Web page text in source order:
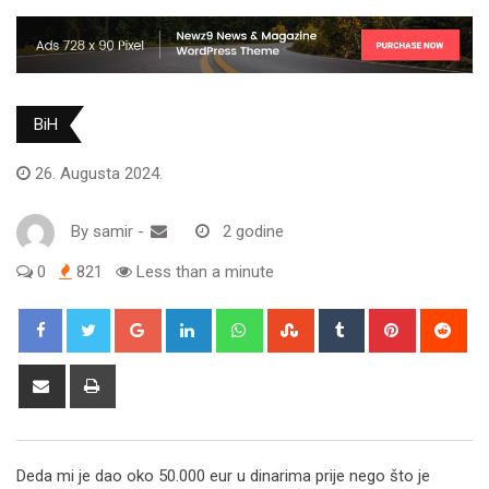
BiH
26. Augusta 2024.
By samir - 2 godine
0 821 Less than a minute
Google+ LinkedIn WhatsappStumbleUpon
Tumblr Pinterest
Share
Deda mi je dao oko 50.000 eur u dinarima prije nego što je